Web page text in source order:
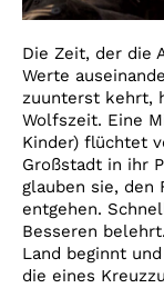
Die Zeit, der die
Werte
zuunterst kehrt,
Wolfszeit. Eine
Kinder) flüchtet
Großstadt in ihr
glauben sie, den
entgehen.
Besseren
Land beginnt
die eines